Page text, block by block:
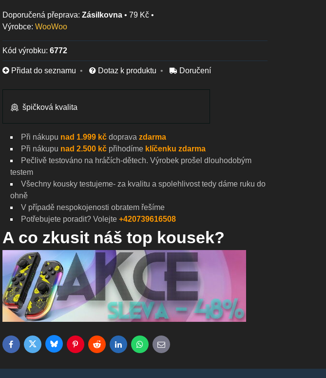
Zásilkovna• 79 Kč •
Výrobce: WooWoo
Kód výrobku: 6772
Přidat do seznamu Dotaz k produktu Doručení
špičková kvalita
Při nákupu nad 1.999 kčdoprava zdarma
Při nákupu nad 2.500 kčpřihodíme klíčenku zdarma
Pečlivě testováno na hráčích-dětech. Výrobek prošel dlouhodobým
testem
Všechny kousky testujeme- za kvalitu a spolehlivost tedy dáme ruku do
ohně
V případě nespokojenosti obratem řešíme
Potřebujete poradit? Volejte +420739616508
A co zkusit náš top kousek?
FacebookTwitterBlueskyPinterestRedditLinkedInWhatsApp
E-mail